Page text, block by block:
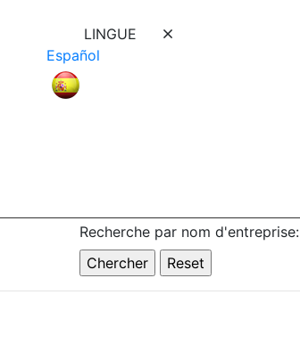
LINGUE
Español
Recherche par nom d'entreprise: